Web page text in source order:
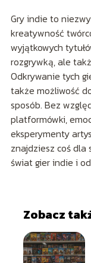
Gry indie to
kreatywność
wyjątkowych
rozgrywką, ale
Odkrywanie tych
także możliwość
sposób. Bez
platformówki,
eksperymenty
znajdziesz coś dla
świat gier indie i
Zobacz